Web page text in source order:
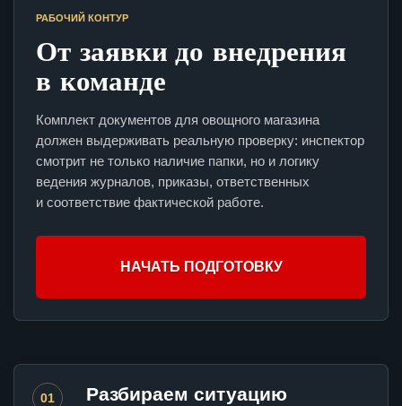
РАБОЧИЙ КОНТУР
От заявки до внедрения
в команде
Комплект документов для овощного магазина
должен выдерживать реальную проверку: инспектор
смотрит не только наличие папки, но и логику
ведения журналов, приказы, ответственных
и соответствие фактической работе.
НАЧАТЬ ПОДГОТОВКУ
01 Разбираем ситуацию